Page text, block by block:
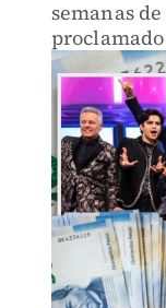
semanas